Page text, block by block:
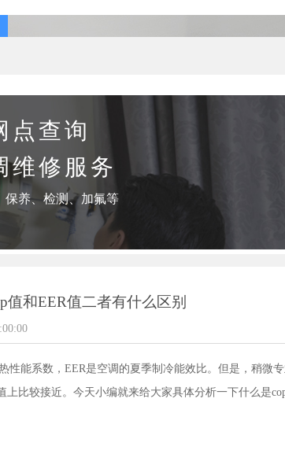
点查询
维修服务
保养、检测、加氟等
和EER值二者有什么区别
性能系数，EER是空调的夏季制冷能效比。但是，稍微
比较接近。今天小编就来给大家具体分析一下什么是